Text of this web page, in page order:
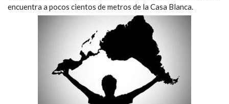
encuentra a pocos cientos de metros de la Casa Blanca.